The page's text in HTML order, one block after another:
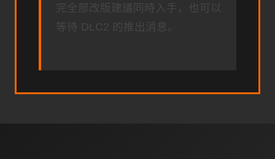
完全部改版建議同時入手，也可以
等待 DLC2 的推出消息。